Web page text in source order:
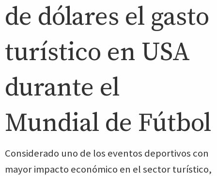
de dólares el gasto
turístico en USA
durante el
Mundial de Fútbol
Considerado uno de los eventos deportivos con
mayor impacto económico en el sector turístico,